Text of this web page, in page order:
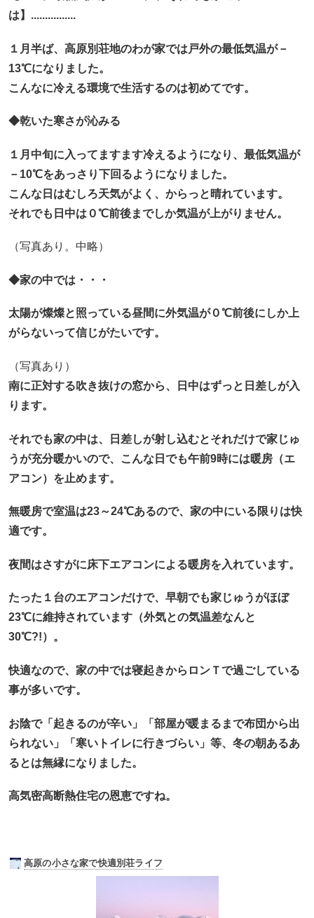
は】................
１月半ば、高原別荘地のわが家では戸外の最低気温が－
13℃になりました。
こんなに冷える環境で生活するのは初めてです。
◆乾いた寒さが沁みる
１月中旬に入ってますます冷えるようになり、最低気温が
－10℃をあっさり下回るようになりました。
こんな日はむしろ天気がよく、からっと晴れています。
それでも日中は０℃前後までしか気温が上がりません。
（写真あり。中略）
◆家の中では・・・
太陽が燦燦と照っている昼間に外気温が０℃前後にしか上
がらないって信じがたいです。
（写真あり）
南に正対する吹き抜けの窓から、日中はずっと日差しが入
ります。
それでも家の中は、日差しが射し込むとそれだけで家じゅ
うが充分暖かいので、こんな日でも午前9時には暖房（エ
アコン）を止めます。
無暖房で室温は23～24℃あるので、家の中にいる限りは快
適です。
夜間はさすがに床下エアコンによる暖房を入れています。
たった１台のエアコンだけで、早朝でも家じゅうがほぼ
23℃に維持されています（外気との気温差なんと
30℃?!）。
快適なので、家の中では寝起きからロンＴで過ごしている
事が多いです。
お陰で「起きるのが辛い」「部屋が暖まるまで布団から出
られない」「寒いトイレに行きづらい」等、冬の朝あるあ
るとは無縁になりました。
高気密高断熱住宅の恩恵ですね。